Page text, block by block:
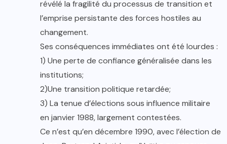
révélé la fragilité du processus de transition et
l’emprise persistante des forces hostiles au
changement.
Ses conséquences immédiates ont été lourdes :
1) Une perte de confiance généralisée dans les
institutions;
2)Une transition politique retardée;
3) La tenue d’élections sous influence militaire
en janvier 1988, largement contestées.
Ce n’est qu’en décembre 1990, avec l’élection de